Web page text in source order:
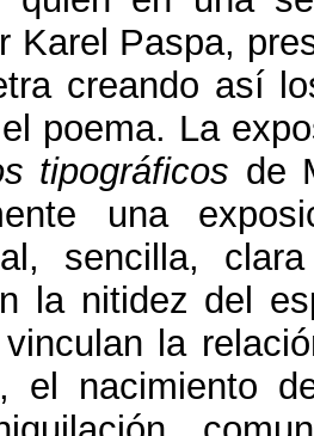
Karel Paspa,
creando así
poema. La
tipográficos de
una
, sencilla,
la nitidez del
la
, el nacimiento